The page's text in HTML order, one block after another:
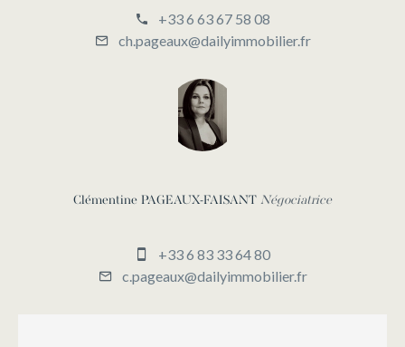
+33 6 63 67 58 08
ch.pageaux@dailyimmobilier.fr
Clémentine PAGEAUX-FAISANT Négociatrice
+33 6 83 33 64 80
c.pageaux@dailyimmobilier.fr